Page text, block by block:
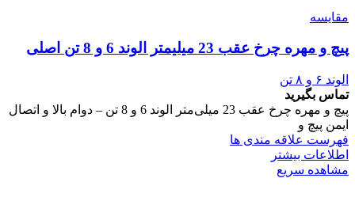
مقایسه
پیچ و مهره چرخ عقب 23 میلیمتر الوند 6 و 8 تن اصلی
الوند ۶ و ۸ تن
تماس بگیرید
پیچ و مهره چرخ عقب 23 میلی‌متر الوند 6 و 8 تن – دوام بالا و اتصال
ایمن پیچ و
فهرست علاقه مندی ها
اطلاعات بیشتر
مشاهده سریع